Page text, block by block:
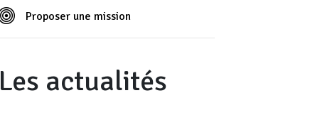
Proposer une mission
Les actualités